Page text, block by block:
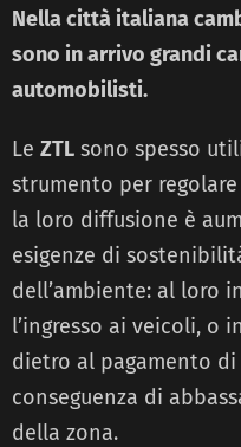
Nella città italiana
sono in arrivo grandi
automobilisti.
Le ZTL sono spesso
strumento per
la loro diffusione è
esigenze di
dell’ambiente: al loro
l’ingresso ai veicoli, o
dietro al pagamento di
conseguenza di
della zona.